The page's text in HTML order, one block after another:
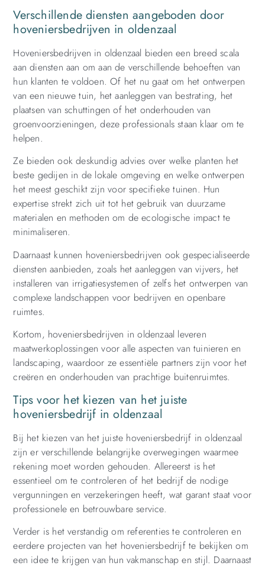
Verschillende diensten aangeboden door
hoveniersbedrijven in oldenzaal
Hoveniersbedrijven in oldenzaal bieden een breed scala
aan diensten aan om aan de verschillende behoeften van
hun klanten te voldoen. Of het nu gaat om het ontwerpen
van een nieuwe tuin, het aanleggen van bestrating, het
plaatsen van schuttingen of het onderhouden van
groenvoorzieningen, deze professionals staan klaar om te
helpen.
Ze bieden ook deskundig advies over welke planten het
beste gedijen in de lokale omgeving en welke ontwerpen
het meest geschikt zijn voor specifieke tuinen. Hun
expertise strekt zich uit tot het gebruik van duurzame
materialen en methoden om de ecologische impact te
minimaliseren.
Daarnaast kunnen hoveniersbedrijven ook gespecialiseerde
diensten aanbieden, zoals het aanleggen van vijvers, het
installeren van irrigatiesystemen of zelfs het ontwerpen van
complexe landschappen voor bedrijven en openbare
ruimtes.
Kortom, hoveniersbedrijven in oldenzaal leveren
maatwerkoplossingen voor alle aspecten van tuinieren en
landscaping, waardoor ze essentiële partners zijn voor het
creëren en onderhouden van prachtige buitenruimtes.
Tips voor het kiezen van het juiste
hoveniersbedrijf in oldenzaal
Bij het kiezen van het juiste hoveniersbedrijf in oldenzaal
zijn er verschillende belangrijke overwegingen waarmee
rekening moet worden gehouden. Allereerst is het
essentieel om te controleren of het bedrijf de nodige
vergunningen en verzekeringen heeft, wat garant staat voor
professionele en betrouwbare service.
Verder is het verstandig om referenties te controleren en
eerdere projecten van het hoveniersbedrijf te bekijken om
een idee te krijgen van hun vakmanschap en stijl. Daarnaast